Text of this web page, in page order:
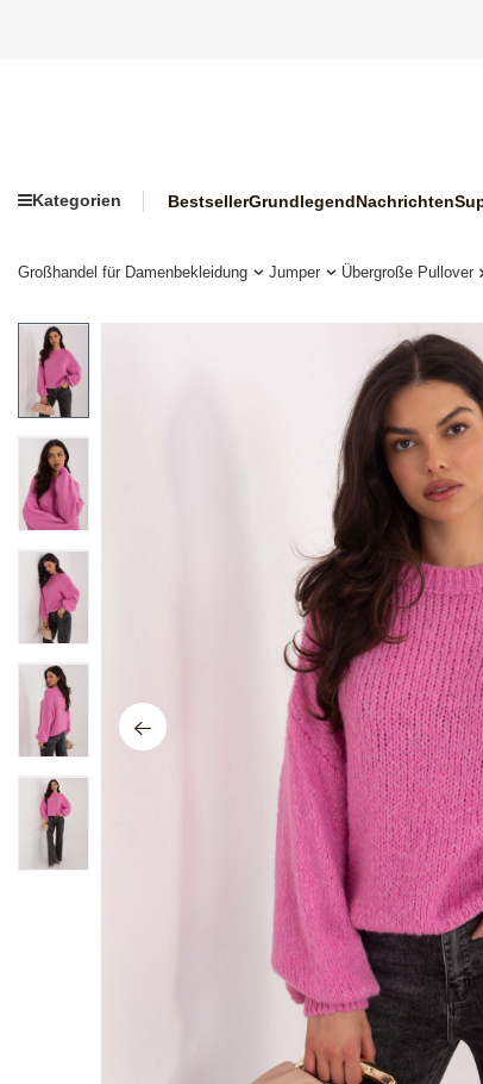
Kategorien BestsellerGrundlegendNachrichten
Großhandel für Damenbekleidung Jumper Übergroße Pullover